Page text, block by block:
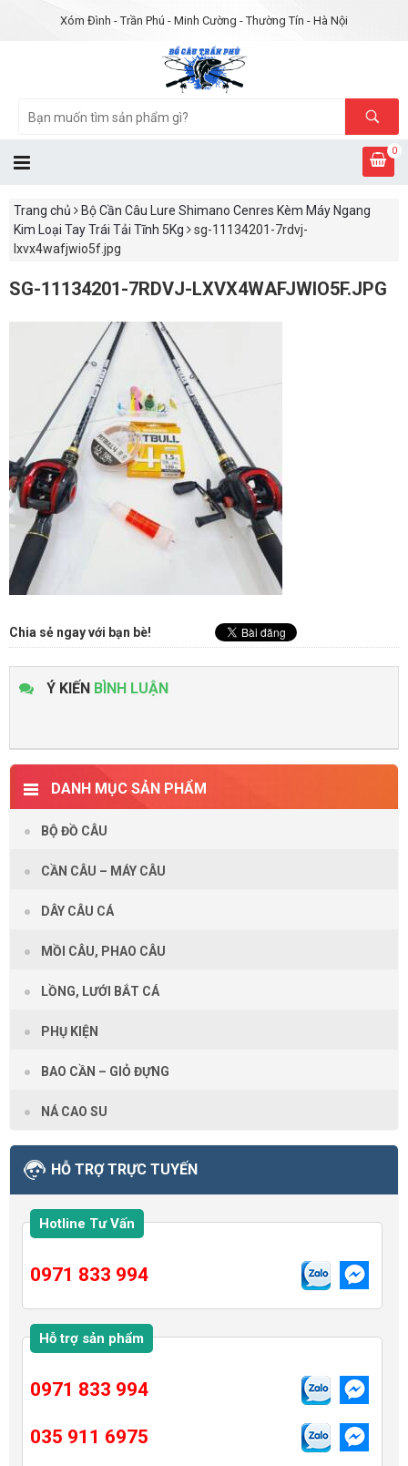
Xóm Đình - Trần Phú - Minh Cường - Thường Tín - Hà Nội
0
Trang chủ
Bộ Cần Câu Lure Shimano Cenres Kèm Máy Ngang
Kim Loại Tay Trái Tải Tĩnh 5Kg
sg-11134201-7rdvj-
lxvx4wafjwio5f.jpg
SG-11134201-7RDVJ-LXVX4WAFJWIO5F.JPG
Chia sẻ ngay với bạn bè!
Ý KIẾN BÌNH LUẬN
DANH MỤC SẢN PHẨM
BỘ ĐỒ CÂU
CẦN CÂU – MÁY CÂU
DÂY CÂU CÁ
MỒI CÂU, PHAO CÂU
LỒNG, LƯỚI BẮT CÁ
PHỤ KIỆN
BAO CẦN – GIỎ ĐỰNG
NÁ CAO SU
HỖ TRỢ TRỰC TUYẾN
Hotline Tư Vấn
0971 833 994
Hỗ trợ sản phẩm
0971 833 994
035 911 6975